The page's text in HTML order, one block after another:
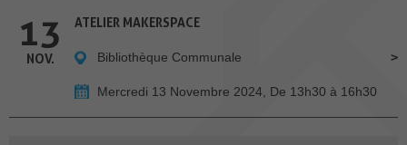
13
NOV.
ATELIER MAKERSPACE
Bibliothèque Communale
Mercredi 13 Novembre 2024, De 13h30 à 16h30